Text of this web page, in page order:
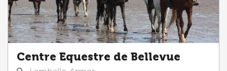
Centre Equestre de Bellevue